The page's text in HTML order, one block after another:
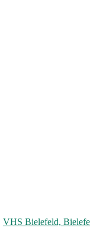
VHS Bielefeld,